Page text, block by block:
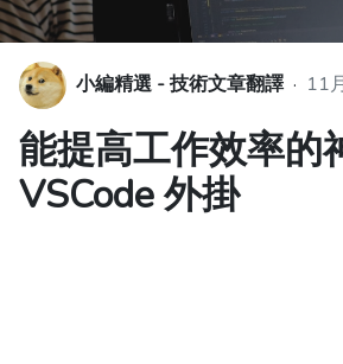
小編精選 - 技術文章翻譯 · 11
能提高工作效率的
VSCode 外掛